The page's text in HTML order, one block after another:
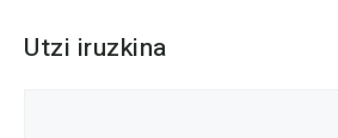
Utzi iruzkina